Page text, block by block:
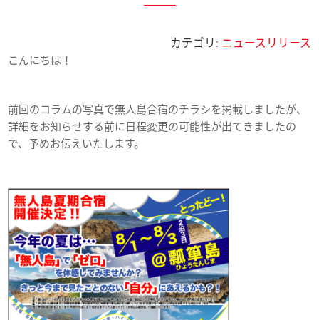
カテゴリ: ニュースリリース
こんにちは！
前回のコラムの写真で無人島合宿のチラシを掲載しましたが、
詳細をお知らせする前に日程変更の可能性が出てきましたの
で、予めお伝えいたします。